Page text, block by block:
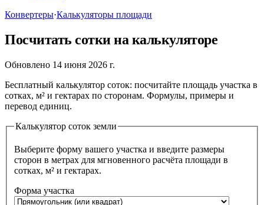
Конвертеры·Калькуляторы площади
Посчитать сотки на калькуляторе
Обновлено 14 июня 2026 г.
Бесплатный калькулятор соток: посчитайте площадь участка в
сотках, м² и гектарах по сторонам. Формулы, примеры и
перевод единиц.
Калькулятор соток земли
Выберите форму вашего участка и введите размеры
сторон в метрах для мгновенного расчёта площади в
сотках, м² и гектарах.
Форма участка